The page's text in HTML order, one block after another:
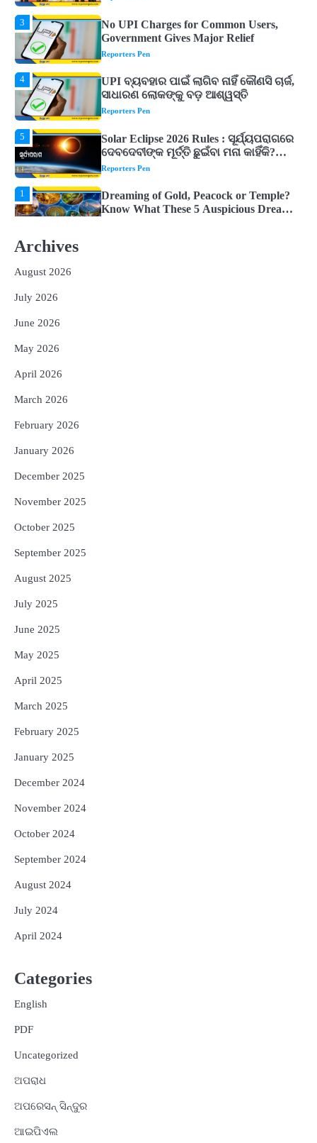
Reporters Pen
4
UPI ବ୍ୟବହାର ପାଇଁ ଲାଗିବ ନାହିଁ କୌଣସି ଚାର୍ଜ,
Reporters Pen
5
Solar Eclipse 2026 Rules : ସୂର୍ଯ୍ୟପରାଗରେ
ଜାଣନ୍ତୁ ଏହା ପଛରେ ଥିବା ଧାର୍ମିକ ମାନ୍ୟତା
Reporters Pen
1
Dreaming of Gold, Peacock or Temple?
Are Believed to Mean
Reporters Pen
5
Archives
August 2026
July 2026
June 2026
May 2026
April 2026
March 2026
February 2026
January 2026
December 2025
November 2025
October 2025
September 2025
August 2025
July 2025
June 2025
May 2025
April 2025
March 2025
February 2025
January 2025
December 2024
November 2024
October 2024
September 2024
August 2024
July 2024
April 2024
Categories
English
PDF
Uncategorized
ଅପରାଧ
ଅପରେସନ୍ ସିନ୍ଦୁର
ଆଇପିଏଲ